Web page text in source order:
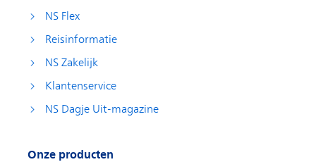
NS Flex
Reisinformatie
NS Zakelijk
Klantenservice
NS Dagje Uit-magazine
Onze producten